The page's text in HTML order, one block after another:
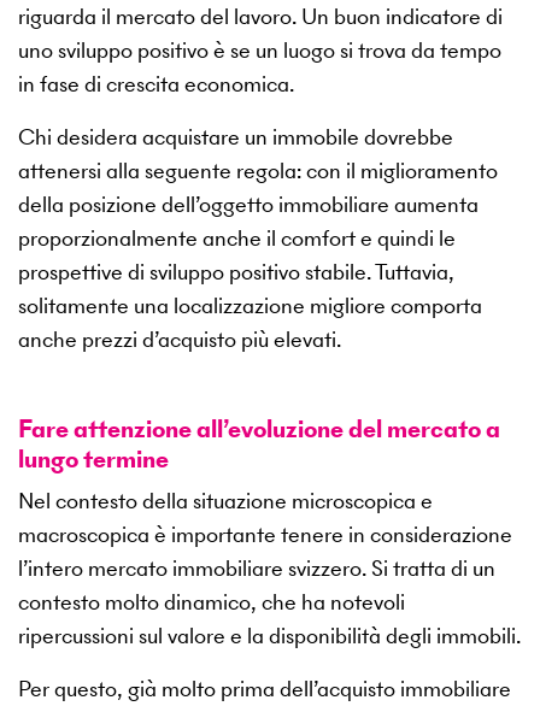
riguarda il mercato del lavoro. Un buon indicatore di
uno sviluppo positivo è se un luogo si trova da tempo
in fase di crescita economica.
Chi desidera acquistare un immobile dovrebbe
attenersi alla seguente regola: con il miglioramento
della posizione dell’oggetto immobiliare aumenta
proporzionalmente anche il comfort e quindi le
prospettive di sviluppo positivo stabile. Tuttavia,
solitamente una localizzazione migliore comporta
anche prezzi d’acquisto più elevati.
Fare attenzione all’evoluzione del mercato a
lungo termine
Nel contesto della situazione microscopica e
macroscopica è importante tenere in considerazione
l’intero mercato immobiliare svizzero. Si tratta di un
contesto molto dinamico, che ha notevoli
ripercussioni sul valore e la disponibilità degli immobili.
Per questo, già molto prima dell’acquisto immobiliare